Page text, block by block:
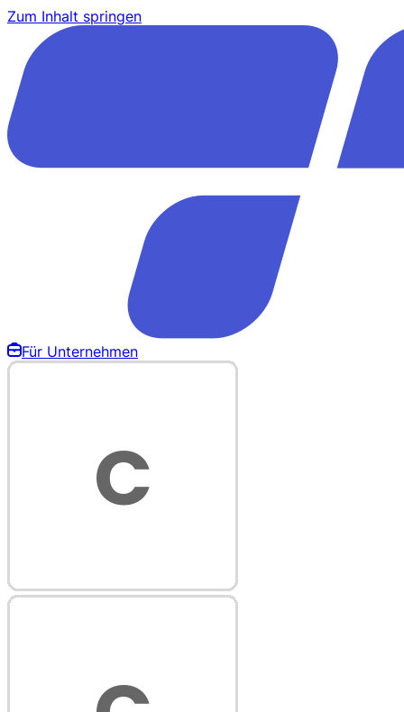
Zum Inhalt springen
Für Unternehmen